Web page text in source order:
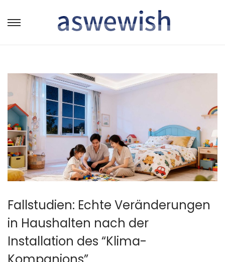
转
航
跳
容
Fallstudien: Echte Veränderungen
in Haushalten nach der
Installation des “Klima-